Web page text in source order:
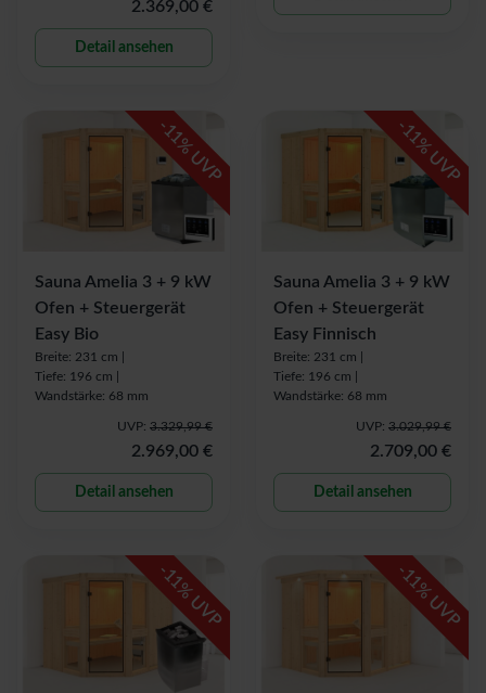
2.369,00 €
Detail ansehen
-
11
% UVP
Sauna Amelia 3 + 9 kW
Ofen + Steuergerät
Easy Bio
Breite: 231 cm |
Tiefe: 196 cm |
Wandstärke: 68 mm
UVP: 3.329,99 €
2.969,00 €
Detail ansehen
-
11
% UVP
Sauna Amelia 3 + 9 kW
Ofen + Steuergerät
Easy Finnisch
Breite: 231 cm |
Tiefe: 196 cm |
Wandstärke: 68 mm
UVP: 3.029,99 €
2.709,00 €
Detail ansehen
-
11
% UVP
-
11
% UVP